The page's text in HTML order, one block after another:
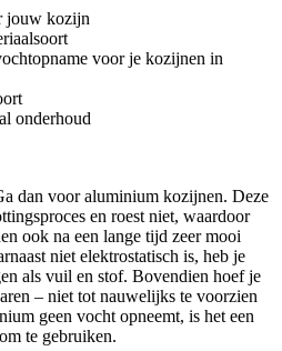
jouw kozijn
voor je kozijnen in
onderhoud
dan voor aluminium kozijnen. Deze
en roest niet, waardoor
ook na een lange tijd zeer mooi
niet elektrostatisch is, heb je
als vuil en stof. Bovendien hoef je
– niet tot nauwelijks te voorzien
geen vocht opneemt, is het een
te gebruiken.